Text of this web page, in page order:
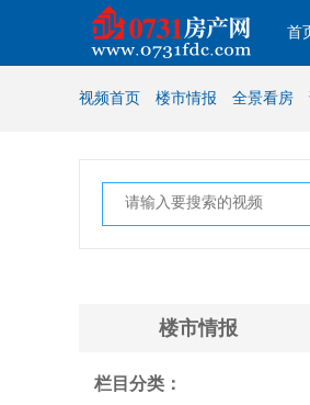
首
视频首页 楼市情报 全景看房
楼市情报
栏目分类：